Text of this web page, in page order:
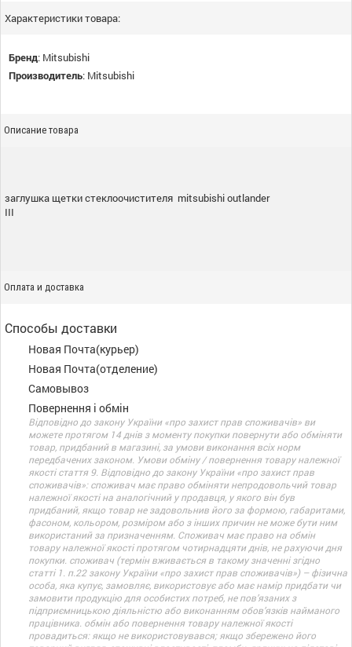
Характеристики товара:
Бренд: Mitsubishi
Производитель: Mitsubishi
Описание товара
заглушка щетки стеклоочистителя mitsubishi outlander
III
Оплата и доставка
Способы доставки
Новая Почта(курьер)
Новая Почта(отделение)
Самовывоз
Повернення і обмін
Відповідно до закону України «про захист прав споживачів» ви
можете протягом 14 днів з моменту покупки повернути або обміняти
товар, придбаний в магазині, за умови виконання всіх норм
передбачених законом. Умови обміну / повернення товару належної
якості стаття 9. Відповідно до закону України «про захист прав
споживачів»: споживач має право обміняти непродовольчий товар
належної якості на аналогічний у продавця, у якого він був
придбаний, якщо товар не задовольнив його за формою, габаритами,
фасоном, кольором, розміром або з інших причин не може бути ним
використаний за призначенням. Споживач має право на обмін
товару належної якості протягом чотирнадцяти днів, не рахуючи дня
покупки. споживач (термін вживається в такому значенні згідно
статті 1. п.22 закону України «про захист прав споживачів») – фізична
особа, яка купує, замовляє, використовує або має намір придбати чи
замовити продукцію для особистих потреб, не пов’язаних з
підприємницькою діяльністю або виконанням обов’язків найманого
працівника. обмін або повернення товару належної якості
провадиться: якщо не використовувався; якщо збережено його